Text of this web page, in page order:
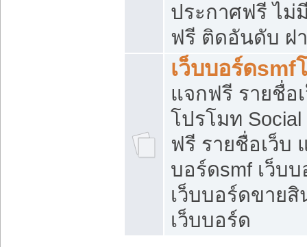
ประกาศฟรี ไม่
ฟรี ติดอันดับ ฝ
เว็บบอร์ดsmf
แจกฟรี รายชื่อ
โปรโมท
ฟรี รายชื่อเว็บ
บอร์ดsmf เว็บ
เว็บบอร์ดขาย
เว็บบอร์ด